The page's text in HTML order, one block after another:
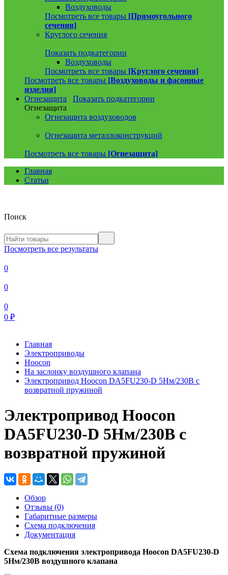
Воздуховоды
Посмотреть все товары [Прямоугольного
сечения]
Круглого сечения
Показать подкатегории
Воздуховоды
Посмотреть все товары [Круглого сечения]
Посмотреть все товары [Воздуховоды и фасонные
изделия]
Огнезащита
Показать подкатегории
Огнезащита
Огнезащита воздуховодов
Огнезащита металлоконструкций
Посмотреть все товары [Огнезащита]
Главная
Статьи
Поиск
Посмотреть все результаты
0
0
0
0 ₽
Главная
Электроприводы
Hoocon
На заслонку воздушного клапана
Электропривод Hoocon DA5FU230-D 5Нм/230В с
возвратной пружиной
Электропривод Hoocon
DA5FU230-D 5Нм/230В с
возвратной пружиной
Обзор
Отзывы (0)
Габаритные размеры
Схема подключения
Документация
Схема подключения электропривода Hoocon DA5FU230-D
5Нм/230В воздушного клапана